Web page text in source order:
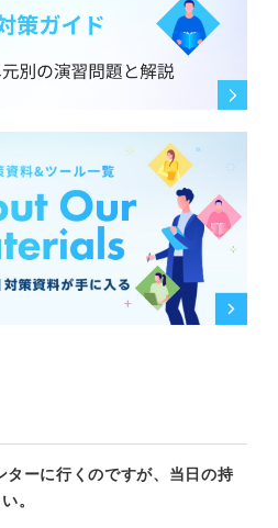
ーに行くのですが、当日の持
。